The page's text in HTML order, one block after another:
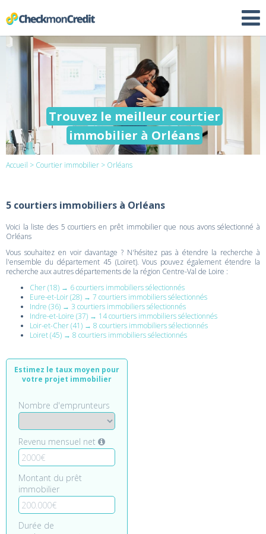
Trouvez le meilleur courtier
immobilier à Orléans
Accueil > Courtier immobilier > Orléans
5 courtiers immobiliers à Orléans
Voici la liste des 5 courtiers en prêt immobilier que nous avons sélectionné à
Orléans
Vous souhaitez en voir davantage ? N'hésitez pas à étendre la recherche à
l'ensemble du département 45 (Loiret). Vous pouvez également étendre la
recherche aux autres départements de la région Centre-Val de Loire :
Cher (18) → 6 courtiers immobiliers sélectionnés
Eure-et-Loir (28) → 7 courtiers immobiliers sélectionnés
Indre (36) → 3 courtiers immobiliers sélectionnés
Indre-et-Loire (37) → 14 courtiers immobiliers sélectionnés
Loir-et-Cher (41) → 8 courtiers immobiliers sélectionnés
Loiret (45) → 8 courtiers immobiliers sélectionnés
Estimez le taux moyen pour
votre projet immobilier
Nombre d'emprunteurs
Revenu mensuel net
Montant du prêt
immobilier
Durée de